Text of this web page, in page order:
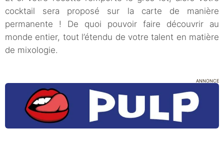
cocktail sera proposé sur la carte de manière
permanente ! De quoi pouvoir faire découvrir au
monde entier, tout l’étendu de votre talent en matière
de mixologie.
ANNONCE